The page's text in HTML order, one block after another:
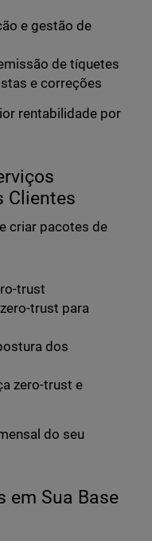
e gestão de
de tíquetes
e correções
rentabilidade por
Clientes
criar pacotes de
trust
trust para
dos
zero-trust e
do seu
em Sua Base